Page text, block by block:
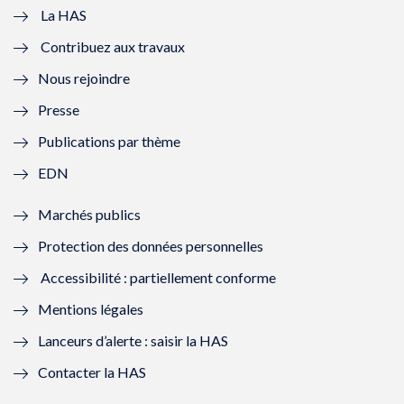
l
l
f
n
ê
t
r
e
)
e
e
n
ê
r
ê
t
e
ê
La HAS
Contribuez aux travaux
Nous rejoindre
Presse
Publications par thème
EDN
Marchés publics
Protection des données personnelles
Accessibilité : partiellement conforme
Mentions légales
Lanceurs d’alerte : saisir la HAS
Contacter la HAS